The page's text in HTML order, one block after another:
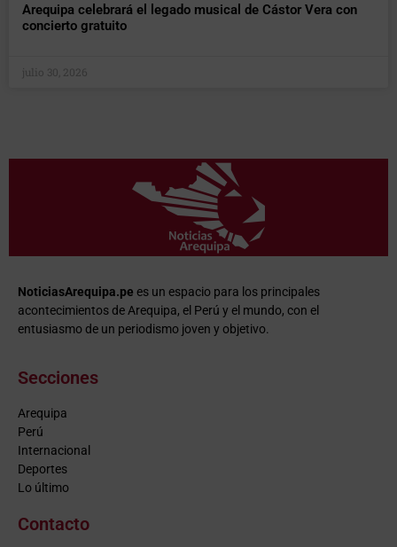
Arequipa celebrará el legado musical de Cástor Vera con
concierto gratuito
julio 30, 2026
NoticiasArequipa.pe es un espacio para los principales
acontecimientos de Arequipa, el Perú y el mundo, con el
entusiasmo de un periodismo joven y objetivo.
Secciones
Arequipa
Perú
Internacional
Deportes
Lo último
Contacto